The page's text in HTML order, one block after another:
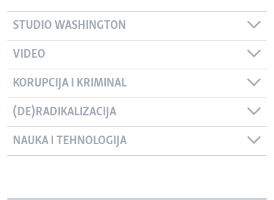
STUDIO WASHINGTON
VIDEO
KORUPCIJA I KRIMINAL
(DE)RADIKALIZACIJA
NAUKA I TEHNOLOGIJA